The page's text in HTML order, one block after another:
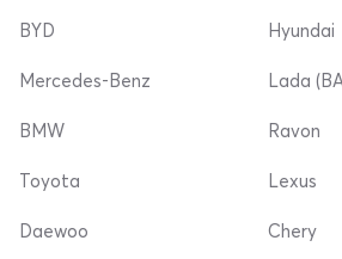
BYD
Mercedes-Benz
Hyundai
Lada
BMW
Toyota
Daewoo
Ravon
Lexus
Chery